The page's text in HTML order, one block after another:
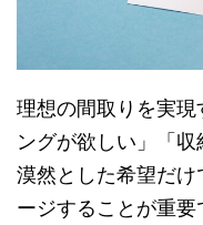
理想の間取りを実
ングが欲しい」「
漠然とした希望だ
ージすることが重